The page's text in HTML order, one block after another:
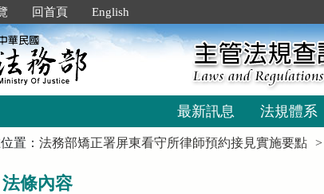
回首頁 English
最新訊息 法規體系
置：法務部矯正署屏東看守所律師預約接見實施要點
法條內容